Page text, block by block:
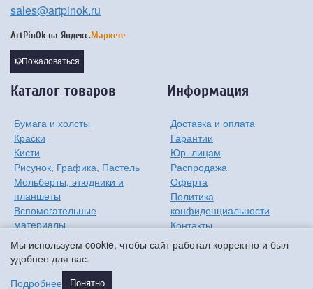
Мы используем cookie, чтобы сайт работал корректно и был
удобнее для вас.
Подробнее
Понятно
sales@artpinok.ru
ArtPinOk на Яндекс.Маркете
Пожаловаться
Каталог товаров
Бумага и холсты
Краски
Кисти
Рисунок, Графика, Пастель
Мольберты, этюдники и
планшеты
Вспомогательные
материалы
Хобби
Детям
Мастер-классы
Информация
Доставка и оплата
Гарантии
Юр. лицам
Распродажа
Оферта
Политика
конфиденциальности
Контакты
О компании